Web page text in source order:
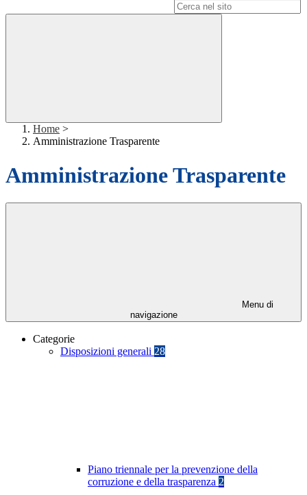
Home >
Amministrazione Trasparente
Amministrazione Trasparente
Menu di
navigazione
Categorie
Disposizioni generali 28
Piano triennale per la prevenzione della
corruzione e della trasparenza 2